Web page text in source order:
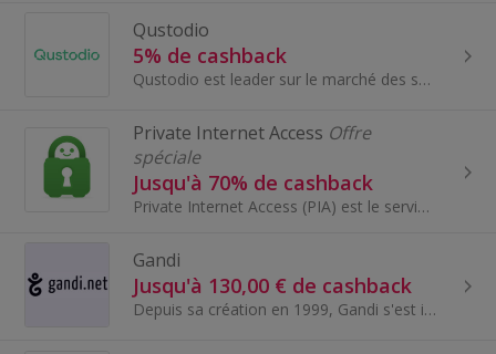
Qustodio
5% de cashback
Qustodio est leader sur le marché des solutions de sécurité Internet pour les familles.
Private Internet Access Offre
spéciale
Jusqu'à 70% de cashback
Private Internet Access (PIA) est le service VPN open source le plus puissant au monde. Nous vous protégeons en ligne - ainsi que vos données perso...
Gandi
Jusqu'à 130,00 € de cashback
Depuis sa création en 1999, Gandi s'est imposé comme un leader de confiance dans le domaine de l'enregistrement de noms de domaine et des services...